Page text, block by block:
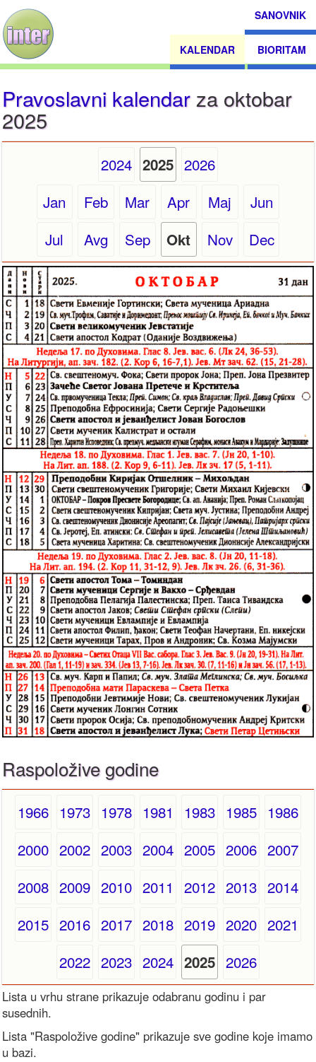
SANOVNIK
KALENDAR BIORITAM
Pravoslavni kalendarza oktobar
2025
2024 2025 2026
Jan
Feb Mar Apr Maj
Jun
Jul
Avg Sep Okt Nov Dec
Raspoložive godine
1966 1973 1978 1981 1983 1985 1986
2000 2002 2003 2004 2005 2006 2007
2008 2009 2010 2011 2012 2013 2014
2015 2016 2017 2018 2019 2020 2021
2022 2023 2024 2025 2026
Lista u vrhu strane prikazuje odabranu godinu i par
susednih.
Lista "Raspoložive godine" prikazuje sve godine koje imamo
u bazi.